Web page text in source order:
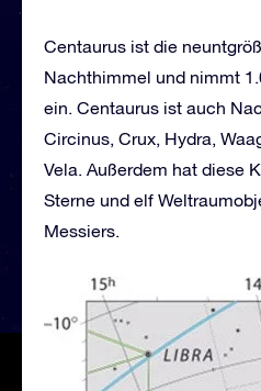
Centaurus ist die
Nachthimmel und nimmt
ein. Centaurus ist auch
Circinus, Crux, Hydra,
Vela. Außerdem hat diese
Sterne und elf
Messiers.